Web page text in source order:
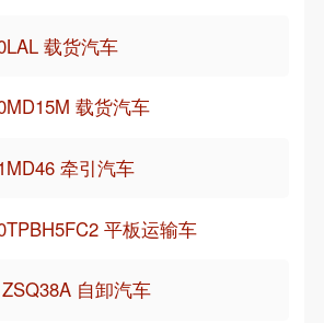
载货汽车
载货汽车
牵引汽车
平板运输车
自卸汽车